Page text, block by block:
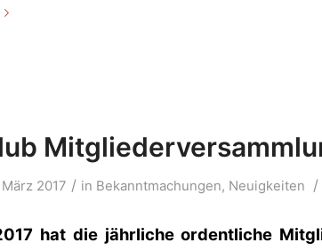
2017 / in Bekanntmachungen, Neuigkeiten /
hat die jährliche ordentliche